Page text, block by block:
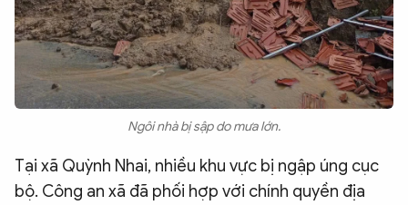
Ngôi nhà bị sập do mưa lớn.
Tại xã Quỳnh Nhai, nhiều khu vực bị ngập úng cục
bộ. Công an xã đã phối hợp với chính quyền địa